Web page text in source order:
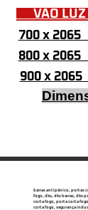
VÃO
700 x 2065
800 x 2065
900 x 2065
barras antipânico, portas
fogo, dks, dks barras, dks
corta fogo, porta corta
corta fogo, segurança